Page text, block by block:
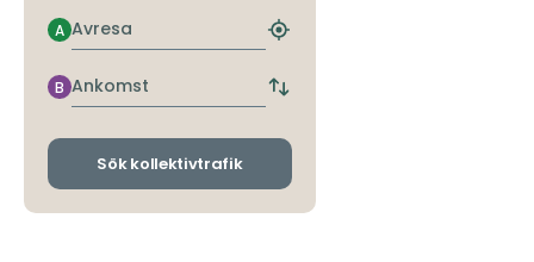
Avresa
A
Hitta
hållplats
Ankomst
B
Byt
och
Sök kollektivtrafik